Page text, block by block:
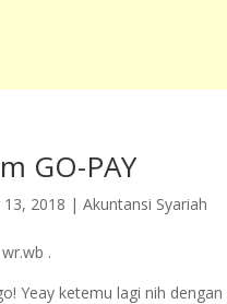
GO-PAY
13, 2018 |Akuntansi Syariah
.
Yeay ketemu lagi nih